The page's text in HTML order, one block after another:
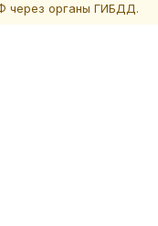
через органы ГИБДД.